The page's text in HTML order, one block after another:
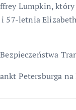
Lumpkin,
letnia
Petersburga